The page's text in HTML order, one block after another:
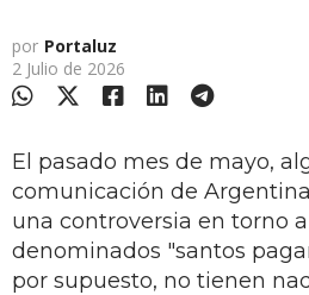
por Portaluz
2 Julio de 2026
El pasado mes de mayo,
comunicación de
una controversia en torno
denominados "santos
por supuesto, no tienen